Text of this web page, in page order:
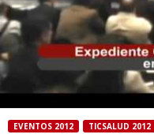
EVENTOS 2012 TICSALUD 2012